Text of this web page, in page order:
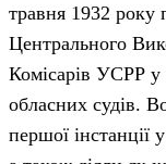
травня 1932 року
Центрального
Комісарів УСРР у
обласних судів.
першої інстанції